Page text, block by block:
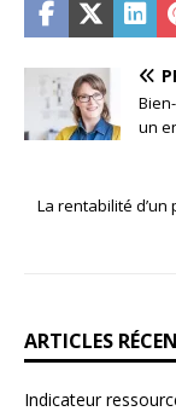
un
La rentabilité d’un
ARTICLES
Indicateur